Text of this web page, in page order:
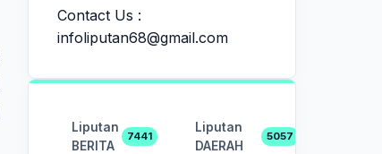
Contact Us :
infoliputan68@gmail.com
Liputan
BERITA
7441
Liputan
DAERAH
5057